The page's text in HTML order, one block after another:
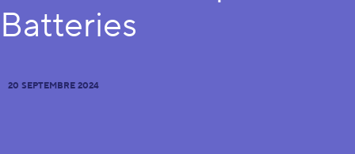
Batteries
20 SEPTEMBRE 2024